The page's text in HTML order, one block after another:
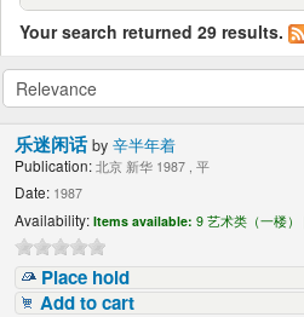
Your search returned 29 results.
乐迷闲话by辛半年着
Publication: 北京 新华 1987 , 平
Date: 1987
Availability: Items available: 9 艺术类（一楼）
Place hold
Add to cart